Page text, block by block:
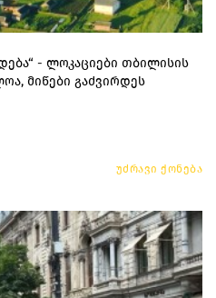
- ლოკაციები თბილისის
მიწები გაძვირდეს
უძრავი ქონება